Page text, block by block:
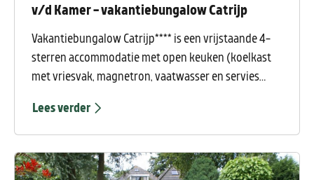
v/d Kamer - vakantiebungalow Catrijp
Vakantiebungalow Catrijp**** is een vrijstaande 4-
sterren accommodatie met open keuken (koelkast
met vriesvak, magnetron, vaatwasser en servies
twee slaapkamers (hoofdslaapkamer met twee
hotelbedden en een tweede slaapkamer met
tweepersoonsbed) en een luxe badkamer met ruime
douche, ligbad, wastafel en wasmachine.
Lees verder